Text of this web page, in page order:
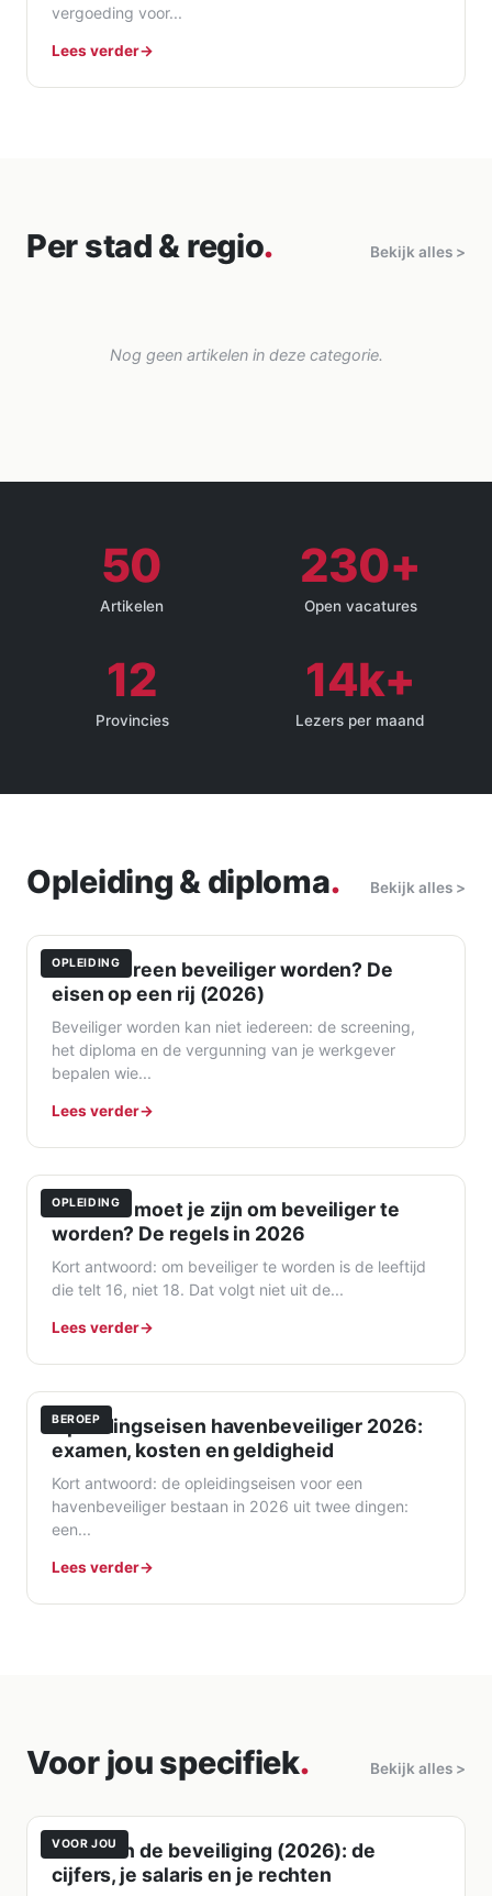
vergoeding voor...
Lees verder
Per stad & regio. Bekijk alles >
Nog geen artikelen in deze categorie.
50
Artikelen
230+
Open vacatures
12
Provincies
14k+
Lezers per maand
Opleiding & diploma. Bekijk alles >
OPLEIDING
Kan iedereen beveiliger worden? De
eisen op een rij (2026)
Beveiliger worden kan niet iedereen: de screening,
het diploma en de vergunning van je werkgever
bepalen wie...
Lees verder
OPLEIDING
Hoe oud moet je zijn om beveiliger te
worden? De regels in 2026
Kort antwoord: om beveiliger te worden is de leeftijd
die telt 16, niet 18. Dat volgt niet uit de...
Lees verder
BEROEP
Opleidingseisen havenbeveiliger 2026:
examen, kosten en geldigheid
Kort antwoord: de opleidingseisen voor een
havenbeveiliger bestaan in 2026 uit twee dingen:
een...
Lees verder
Voor jou specifiek. Bekijk alles >
VOOR JOU
Vrouw in de beveiliging (2026): de
cijfers, je salaris en je rechten
Ontvang vacatures direct in je
×
Naam